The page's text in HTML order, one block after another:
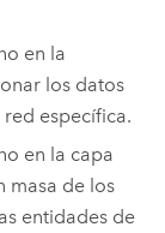
en la
los datos
específica.
en la capa
masa de los
entidades de